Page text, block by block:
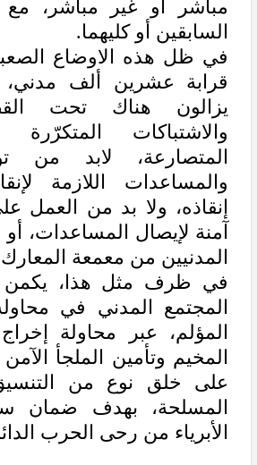
مباشر أو غير مباشر،
السابقين أو كليهما.
في ظل هذه الاوضاع
قرابة عشرين ألف
يزالون هناك تحت
والاشتباكات
المتصارعة، لابد من
والمساعدات اللازمة
إنقاذه، ولا بد من العمل
آمنة لإيصال المساعدات،
المدنيين من معمعة المعارك
في ظرف مثل هذا، يكمن
المجتمع المدني في
المؤلم، عبر محاولة
المخيم وتأمين الملجأ
على خلق نوع من
المسلحة، بهدف ضمان
الأبرياء من رحى الحرب